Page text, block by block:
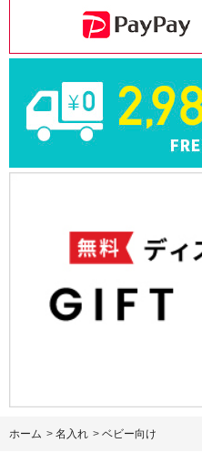
ホーム > 名入れ > ベビー向け